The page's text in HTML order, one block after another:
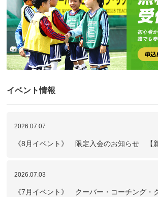
イベント情報
2026.07.07
《8月イベント》 限定入会のお知らせ 【
2026.07.03
《7月イベント》 クーバー・コーチング